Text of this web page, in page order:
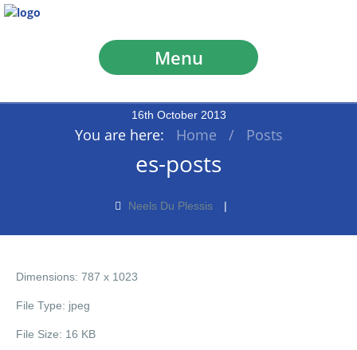
Menu
16th October 2013
You are here: Home / Posts
es-posts
Neels Du Plessis
Dimensions: 787 x 1023
File Type: jpeg
File Size: 16 KB